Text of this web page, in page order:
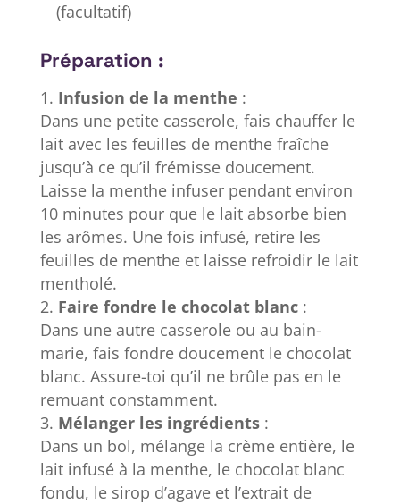
(facultatif)
Préparation :
Infusion de la menthe :
Dans une petite casserole, fais chauffer le
lait avec les feuilles de menthe fraîche
jusqu’à ce qu’il frémisse doucement.
Laisse la menthe infuser pendant environ
10 minutes pour que le lait absorbe bien
les arômes. Une fois infusé, retire les
feuilles de menthe et laisse refroidir le lait
mentholé.
Faire fondre le chocolat blanc:
Dans une autre casserole ou au bain-
marie, fais fondre doucement le chocolat
blanc. Assure-toi qu’il ne brûle pas en le
remuant constamment.
Mélanger les ingrédients:
Dans un bol, mélange la crème entière, le
lait infusé à la menthe, le chocolat blanc
fondu, le sirop d’agave et l’extrait de